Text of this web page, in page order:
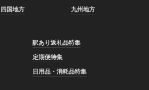
四国地方 九州地方
訳あり返礼品特集
定期便特集
日用品・消耗品特集